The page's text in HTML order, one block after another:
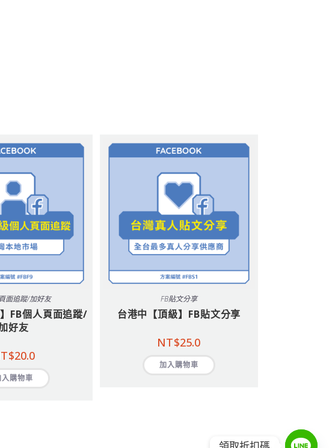
面追蹤/加好友
FB個人頁面追蹤/
好友
20.0
入購物車
FB貼文分享
台港中【頂級】FB貼文分享
NT$25.0
加入購物車